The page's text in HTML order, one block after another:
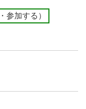
参加する）